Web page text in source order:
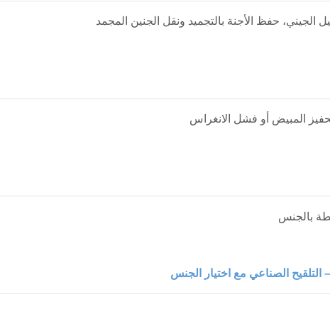
– التلقيح الصناعي مع اختيار الجنس